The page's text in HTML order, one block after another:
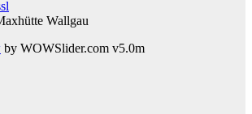
Wallgau
by WOWSlider.com v5.0m